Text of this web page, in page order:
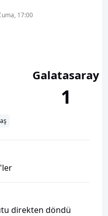
17:00
Galatasaray
1
direkten döndü